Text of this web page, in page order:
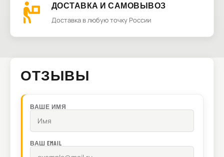
ДОСТАВКА И САМОВЫВОЗ
Доставка в любую точку России
ОТЗЫВЫ
ВАШЕ ИМЯ
ВАШ EMAIL